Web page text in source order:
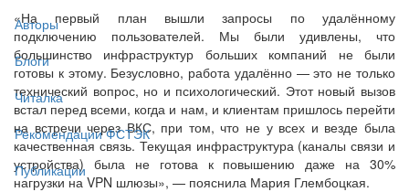
Авторы
Блоги
Читалка
Рекомендации ФСТЭК
Публикации
«На первый план вышли запросы по удалённому
подключению пользователей. Мы были удивлены, что
большинство инфраструктур больших компаний не были
готовы к этому. Безусловно, работа удалённо — это не только
технический вопрос, но и психологический. Этот новый вызов
встал перед всеми, когда и нам, и клиентам пришлось перейти
на встречи через ВКС, при том, что не у всех и везде была
качественная связь. Текущая инфраструктура (каналы связи и
устройства) была не готова к повышению даже на 30%
нагрузки на VPN шлюзы», — пояснила Мария Глембоцкая.